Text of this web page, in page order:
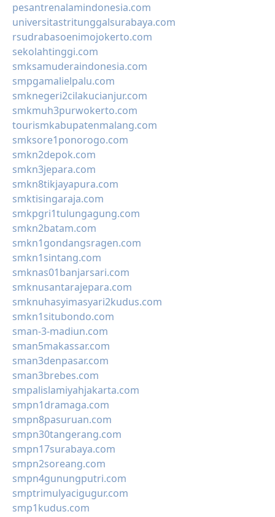
pesantrenalamindonesia.com
universitastritunggalsurabaya.com
rsudrabasoenimojokerto.com
sekolahtinggi.com
smksamuderaindonesia.com
smpgamalielpalu.com
smknegeri2cilakucianjur.com
smkmuh3purwokerto.com
tourismkabupatenmalang.com
smksore1ponorogo.com
smkn2depok.com
smkn3jepara.com
smkn8tikjayapura.com
smktisingaraja.com
smkpgri1tulungagung.com
smkn2batam.com
smkn1gondangsragen.com
smkn1sintang.com
smknas01banjarsari.com
smknusantarajepara.com
smknuhasyimasyari2kudus.com
smkn1situbondo.com
sman-3-madiun.com
sman5makassar.com
sman3denpasar.com
sman3brebes.com
smpalislamiyahjakarta.com
smpn1dramaga.com
smpn8pasuruan.com
smpn30tangerang.com
smpn17surabaya.com
smpn2soreang.com
smpn4gunungputri.com
smptrimulyacigugur.com
smp1kudus.com